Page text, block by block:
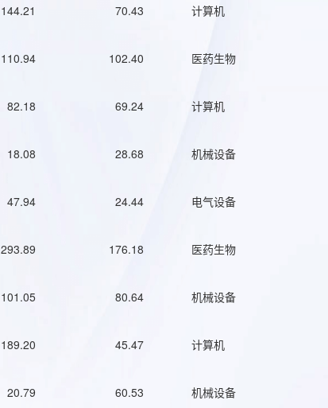
144.21 70.43 计算机
110.94 102.40 医药生物
82.18 69.24 计算机
18.08 28.68 机械设备
47.94 24.44 电气设备
293.89 176.18 医药生物
101.05 80.64 机械设备
189.20 45.47 计算机
20.79 60.53 机械设备